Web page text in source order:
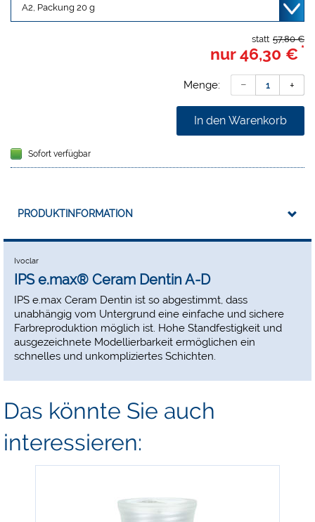
57,80 €
statt
nur46,30 € *
Menge:
In den Warenkorb
Sofort verfügbar
PRODUKTINFORMATION
Ivoclar
IPS e.max® Ceram Dentin A-D
IPS e.max Ceram Dentin ist so abgestimmt, dass
unabhängig vom Untergrund eine einfache und sichere
Farbreproduktion möglich ist. Hohe Standfestigkeit und
ausgezeichnete Modellierbarkeit ermöglichen ein
schnelles und unkompliziertes Schichten.
Das könnte Sie auch
interessieren: